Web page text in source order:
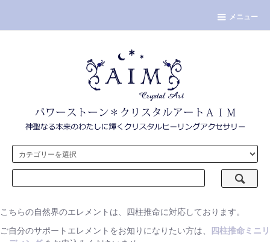
メニュー
こちらの自然界のエレメントは、四柱推命に対応しております。
ご自分のサポートエレメントをお知りになりたい方は、
四柱推命ミニリ